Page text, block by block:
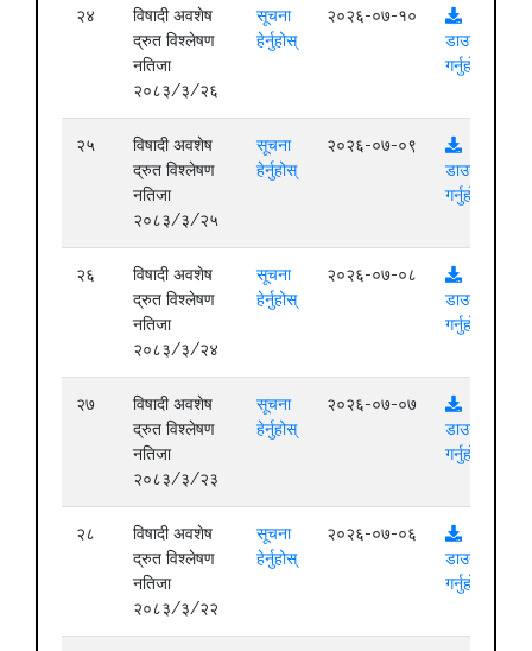
२४
विषादी अवशेष
द्रुत विश्लेषण
नतिजा
२०८३/३/२६
सूचना
हेर्नुहोस्
२०२६-०७-१०
डाउनलोड
गर्नुहोस्
२५
विषादी अवशेष
द्रुत विश्लेषण
नतिजा
२०८३/३/२५
सूचना
हेर्नुहोस्
२०२६-०७-०९
डाउनलोड
गर्नुहोस्
२६
विषादी अवशेष
द्रुत विश्लेषण
नतिजा
२०८३/३/२४
सूचना
हेर्नुहोस्
२०२६-०७-०८
डाउनलोड
गर्नुहोस्
२७
विषादी अवशेष
द्रुत विश्लेषण
नतिजा
२०८३/३/२३
सूचना
हेर्नुहोस्
२०२६-०७-०७
डाउनलोड
गर्नुहोस्
२८
विषादी अवशेष
द्रुत विश्लेषण
नतिजा
२०८३/३/२२
सूचना
हेर्नुहोस्
२०२६-०७-०६
डाउनलोड
गर्नुहोस्